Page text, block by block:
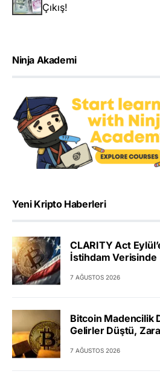
Çıkış!
Ninja Akademi
Yeni Kripto Haberleri
CLARITY Act
İstihdam Verisinde
7 AĞUSTOS 2026
Bitcoin Madencilik
Gelirler Düştü,
7 AĞUSTOS 2026